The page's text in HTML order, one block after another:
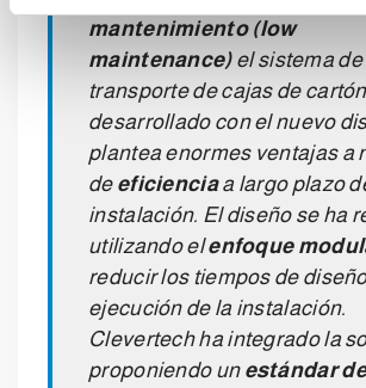
m
mantenimiento (low
maintenance) el sistema de
transporte de cajas de
desarrollado con el nuevo
plantea enormes ventajas a
de eficienciaa largo plazo
instalación. El diseño se ha
utilizando elenfoque
reducir los tiempos de
ejecución de la instalación.
Clevertech ha integrado la
proponiendo un estándar de